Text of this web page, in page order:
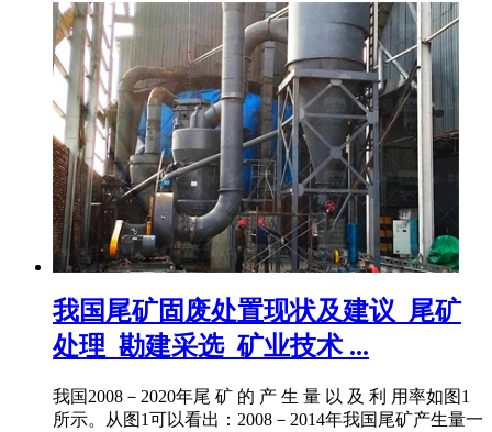
我国尾矿固废处置现状及建议_尾矿
处理_勘建采选_矿业技术 ...
我国2008－2020年尾 矿 的 产 生 量 以 及 利 用率如图1
所示。从图1可以看出：2008－2014年我国尾矿产生量一